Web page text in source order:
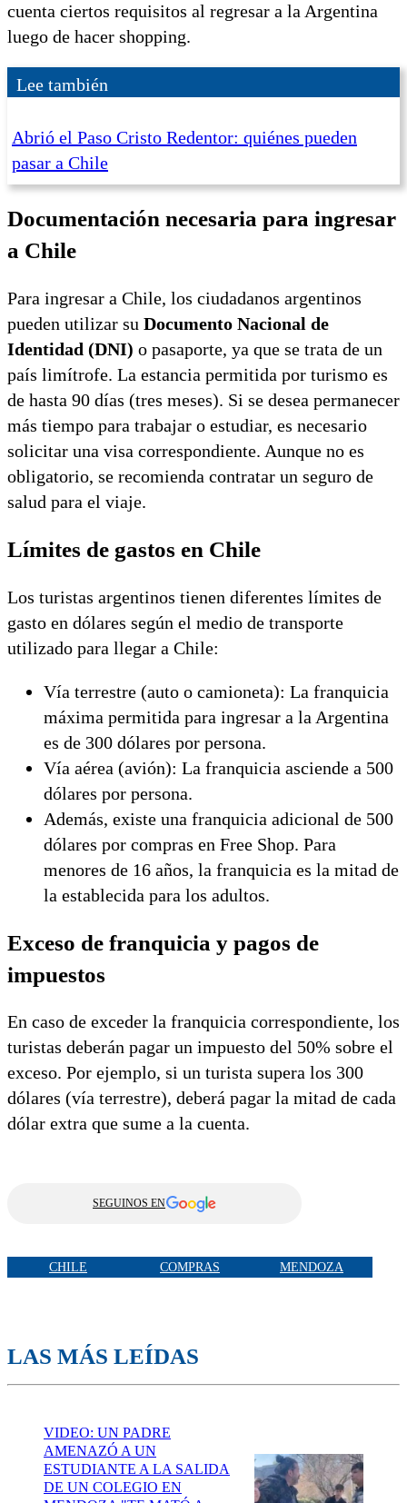
cuenta ciertos requisitos al regresar a la Argentina
luego de hacer shopping.
Lee también
Abrió el Paso Cristo Redentor: quiénes pueden
pasar a Chile
Documentación necesaria para ingresar
a Chile
Para ingresar a Chile, los ciudadanos argentinos
pueden utilizar su Documento Nacional de
Identidad (DNI) o pasaporte, ya que se trata de un
país limítrofe. La estancia permitida por turismo es
de hasta 90 días (tres meses). Si se desea permanecer
más tiempo para trabajar o estudiar, es necesario
solicitar una visa correspondiente. Aunque no es
obligatorio, se recomienda contratar un seguro de
salud para el viaje.
Límites de gastos en Chile
Los turistas argentinos tienen diferentes límites de
gasto en dólares según el medio de transporte
utilizado para llegar a Chile:
Vía terrestre (auto o camioneta): La franquicia
máxima permitida para ingresar a la Argentina
es de 300 dólares por persona.
Vía aérea (avión): La franquicia asciende a 500
dólares por persona.
Además, existe una franquicia adicional de 500
dólares por compras en Free Shop. Para
menores de 16 años, la franquicia es la mitad de
la establecida para los adultos.
Exceso de franquicia y pagos de
impuestos
En caso de exceder la franquicia correspondiente, los
turistas deberán pagar un impuesto del 50% sobre el
exceso. Por ejemplo, si un turista supera los 300
dólares (vía terrestre), deberá pagar la mitad de cada
dólar extra que sume a la cuenta.
SEGUINOS EN
CHILE COMPRAS MENDOZA
LAS MÁS LEÍDAS
VIDEO: UN PADRE
AMENAZÓ A UN
ESTUDIANTE A LA SALIDA
DE UN COLEGIO EN